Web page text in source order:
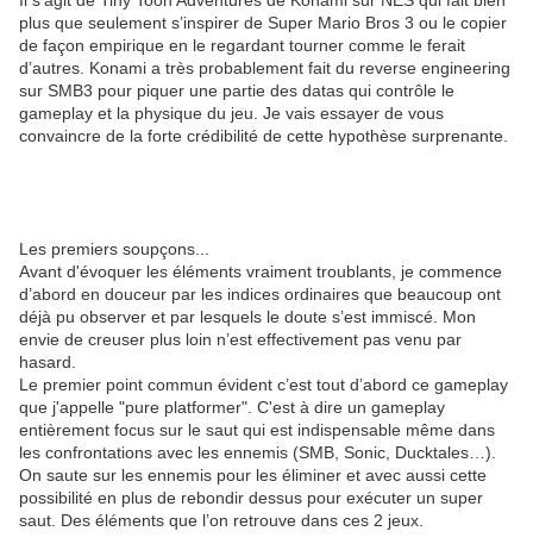
plus que seulement s’inspirer de Super Mario Bros 3 ou le copier
de façon empirique en le regardant tourner comme le ferait
d’autres. Konami a très probablement fait du reverse engineering
sur SMB3 pour piquer une partie des datas qui contrôle le
gameplay et la physique du jeu. Je vais essayer de vous
convaincre de la forte crédibilité de cette hypothèse surprenante.
Les premiers soupçons...
Avant d'évoquer les éléments vraiment troublants, je commence
d’abord en douceur par les indices ordinaires que beaucoup ont
déjà pu observer et par lesquels le doute s’est immiscé. Mon
envie de creuser plus loin n’est effectivement pas venu par
hasard.
Le premier point commun évident c’est tout d’abord ce gameplay
que j'appelle "pure platformer". C'est à dire un gameplay
entièrement focus sur le saut qui est indispensable même dans
les confrontations avec les ennemis (SMB, Sonic, Ducktales…).
On saute sur les ennemis pour les éliminer et avec aussi cette
possibilité en plus de rebondir dessus pour exécuter un super
saut. Des éléments que l’on retrouve dans ces 2 jeux.